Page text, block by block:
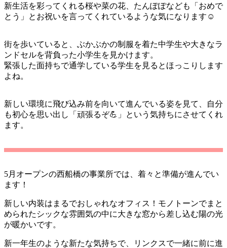
新生活を彩ってくれる桜や菜の花、たんぽぽなども「おめで
とう」とお祝いを言ってくれているような気になります☺️
街を歩いていると、ぶかぶかの制服を着た中学生や大きなラ
ンドセルを背負った小学生を見かけます。
緊張した面持ちで通学している学生を見るとほっこりします
よね。
新しい環境に飛び込み前を向いて進んでいる姿を見て、自分
も初心を思い出し「頑張るぞ💪」という気持ちにさせてくれ
ます。
5月オープンの西船橋の事業所では、着々と準備が進んでい
ます！
新しい内装はまるでおしゃれなオフィス！モノトーンでまと
められたシックな雰囲気の中に大きな窓から差し込む陽の光
が暖かいです。
新一年生のような新たな気持ちで、リンクスで一緒に前に進